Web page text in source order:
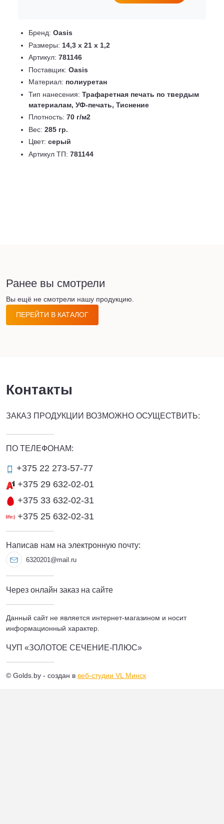
Бренд: Oasis
Размеры: 14,3 х 21 х 1,2
Артикул: 781146
Поставщик: Oasis
Материал: полиуретан
Тип нанесения: Трафаретная печать по твердым
материалам, УФ-печать, Тиснение
Плотность: 70 г/м2
Вес: 285 гр.
Цвет: серый
Артикул ТП: 781144
Ранее вы смотрели
Вы ещё не смотрели нашу продукцию.
ПЕРЕЙТИ В КАТАЛОГ
Контакты
ЗАКАЗ ПРОДУКЦИИ ВОЗМОЖНО ОСУЩЕСТВИТЬ:
ПО ТЕЛЕФОНАМ:
+375 22 273-57-77
+375 29 632-02-01
+375 33 632-02-31
+375 25 632-02-31
Написав нам на электронную почту:
6320201@mail.ru
Через онлайн заказ на сайте
Данный сайт не является интернет-магазином и носит
информационный характер.
ЧУП «ЗОЛОТОЕ СЕЧЕНИЕ-ПЛЮС»
© Golds.by - создан в веб-студии VL Минск